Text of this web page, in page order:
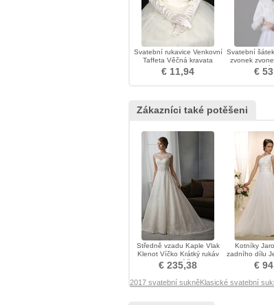
Svatební rukavice Venkovní
Taffeta Věčná kravata
€ 11,94
Svatební
zvonek
€
Zákazníci také potěšeni
Středně vzadu Kaple Vlak
Klenot Víčko Krátký rukáv
Svatební šaty
€ 235,38
Kotníky
zadního dílu
€
2017 svatební sukněKlasické svatební